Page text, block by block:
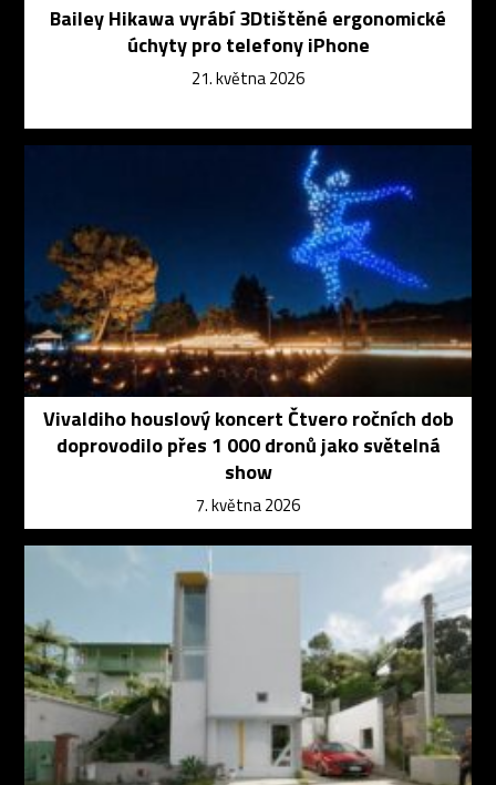
Bailey Hikawa vyrábí 3Dtištěné ergonomické
úchyty pro telefony iPhone
21. května 2026
Vivaldiho houslový koncert Čtvero ročních dob
doprovodilo přes 1 000 dronů jako světelná
show
7. května 2026